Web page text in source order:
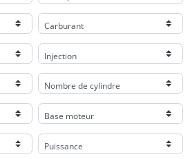
Carburant
Injection
Nombre de cylindre
Base moteur
Puissance